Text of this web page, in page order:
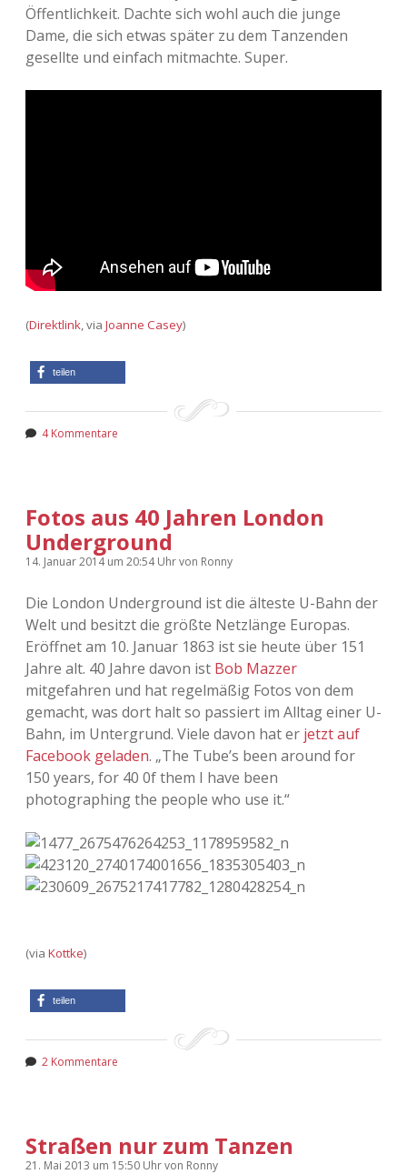
Öffentlichkeit. Dachte sich wohl auch die junge
Dame, die sich etwas später zu dem Tanzenden
gesellte und einfach mitmachte. Super.
(Direktlink, via Joanne Casey)
teilen
4 Kommentare
Fotos aus 40 Jahren London
Underground
14. Januar 2014um 20:54 Uhrvon Ronny
Die London Underground ist die älteste U-Bahn der
Welt und besitzt die größte Netzlänge Europas.
Eröffnet am 10. Januar 1863 ist sie heute über 151
Jahre alt. 40 Jahre davon ist Bob Mazzer
mitgefahren und hat regelmäßig Fotos von dem
gemacht, was dort halt so passiert im Alltag einer U-
Bahn, im Untergrund. Viele davon hat er jetzt auf
Facebook geladen. „The Tube’s been around for
150 years, for 40 0f them I have been
photographing the people who use it.“
(via Kottke)
teilen
2 Kommentare
Straßen nur zum Tanzen
21. Mai 2013 um 15:50 Uhrvon Ronny